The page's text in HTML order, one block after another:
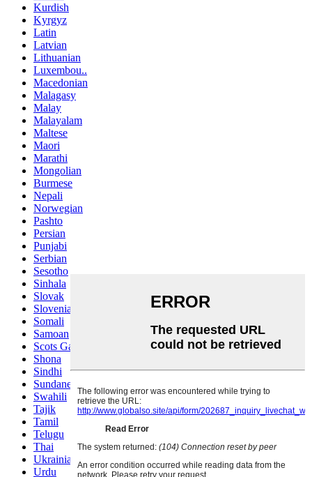
Kurdish
Kyrgyz
Latin
Latvian
Lithuanian
Luxembou..
Macedonian
Malagasy
Malay
Malayalam
Maltese
Maori
Marathi
Mongolian
Burmese
Nepali
Norwegian
Pashto
Persian
Punjabi
Serbian
Sesotho
Sinhala
Slovak
Slovenian
Somali
Samoan
Scots Gaelic
Shona
Sindhi
Sundanese
Swahili
Tajik
Tamil
Telugu
Thai
Ukrainian
Urdu